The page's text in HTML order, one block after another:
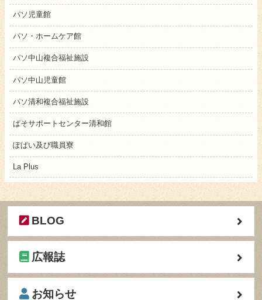
パソ児童館
パソ・ホームケア館
パソ中山複合福祉施設
パソ中山児童館
パソ清和複合福祉施設
ぱそサポートセンター清和館
ぽぱい及び職員寮
La Plus
BLOG
広報誌
お知らせ